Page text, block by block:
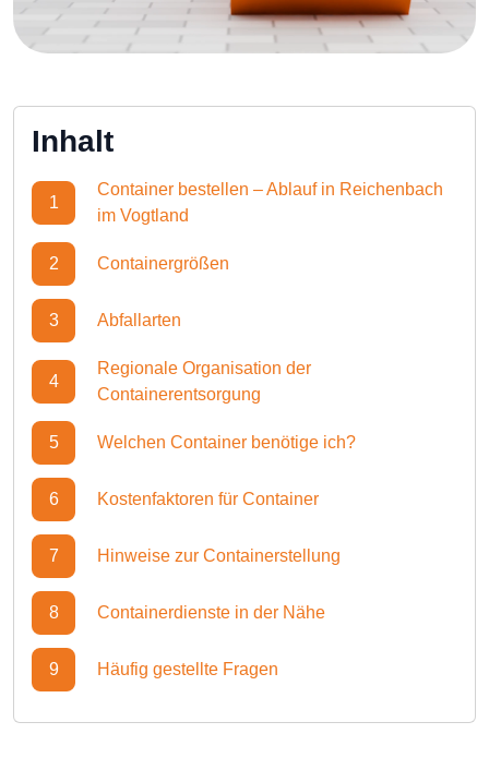
Inhalt
1
Container bestellen – Ablauf in Reichenbach
im Vogtland
2 Containergrößen
3 Abfallarten
4
Regionale Organisation der
Containerentsorgung
5 Welchen Container benötige ich?
6 Kostenfaktoren für Container
7 Hinweise zur Containerstellung
8 Containerdienste in der Nähe
9 Häufig gestellte Fragen